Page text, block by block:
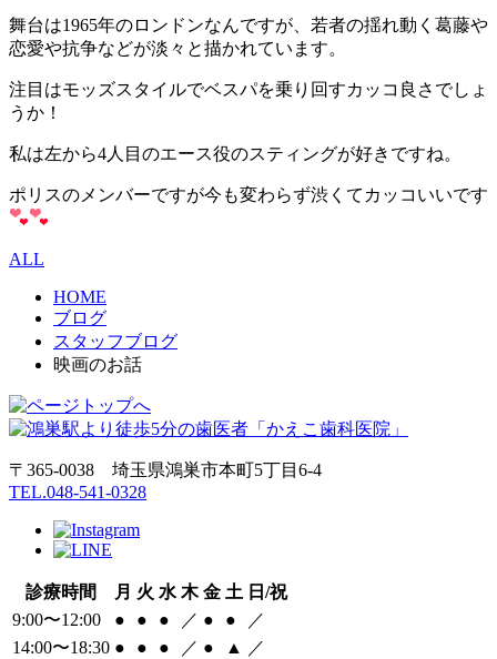
舞台は1965年のロンドンなんですが、若者の揺れ動く葛藤や
恋愛や抗争などが淡々と描かれています。
注目はモッズスタイルでベスパを乗り回すカッコ良さでしょ
うか！
私は左から4人目のエース役のスティングが好きですね。
ポリスのメンバーですが今も変わらず渋くてカッコいいです
ALL
HOME
ブログ
スタッフブログ
映画のお話
〒365-0038 埼玉県鴻巣市本町5丁目6‐4
TEL.048-541-0328
診療時間 月 火 水 木 金 土 日/祝
9:00〜12:00
● ● ● ／ ● ●
／
14:00〜18:30 ● ● ● ／ ● ▲ ／